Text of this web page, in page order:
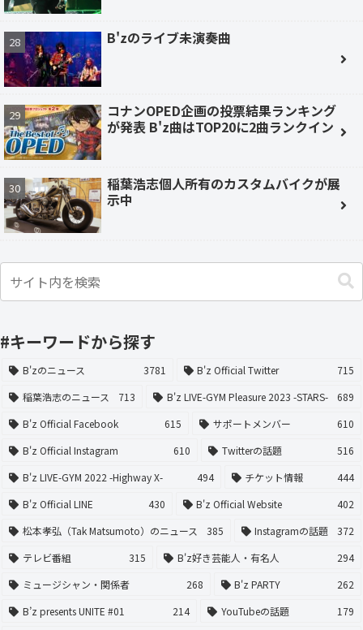
B'zのライブ未演奏曲
コナンOPED企画の投票結果ランキング
が発表 B'z曲はTOP20に2曲ランクイン
稲葉浩志個人所有のカスタムバイクが展
示中
#キーワードから探す
B'zのニュース 3781 B'z Official Twitter
715
稲葉浩志のニュース
713 B'z LIVE-GYM Pleasure 2023 -STARS-
689
B'z Official Facebook
615 サポートメンバー
610
B'z Official Instagram
610 Twitterの話題
516
B'z LIVE-GYM 2022 -Highway X-
494 チケット情報
444
B'z Official LINE
430 B'z Official Website
402
松本孝弘（Tak Matsumoto）のニュース
385 Instagramの話題
372
テレビ番組
315 B'z好き芸能人・有名人
294
ミュージシャン・関係者
268 B'z PARTY
262
B’z presents UNITE #01
214 YouTubeの話題
179